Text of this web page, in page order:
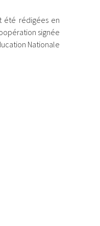
été rédigées en
signée
Nationale